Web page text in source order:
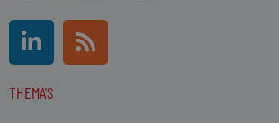
L
i
n
k
R
s
s
THEMA'S